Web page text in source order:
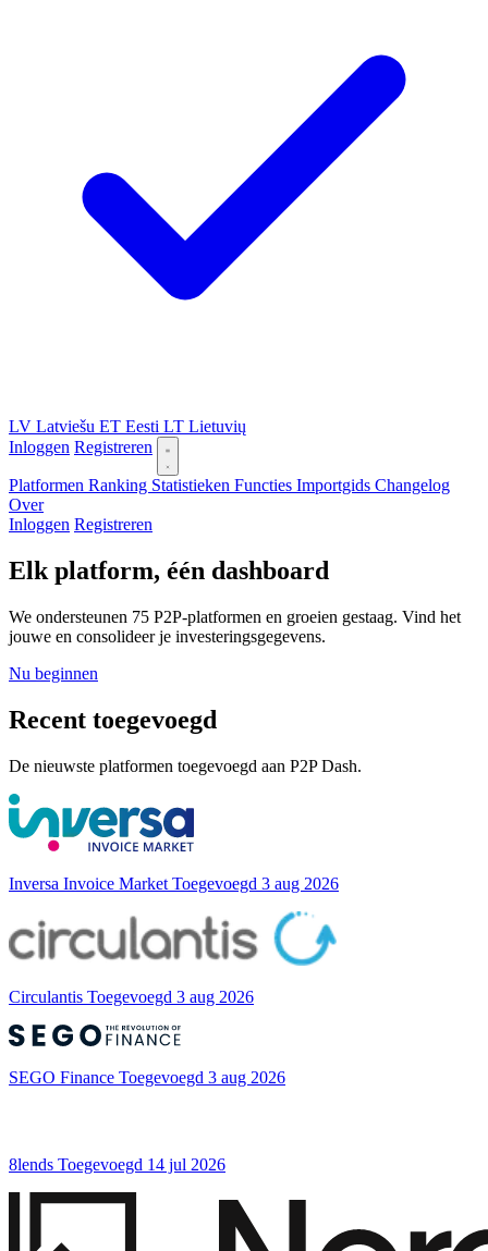
LV Latviešu ET Eesti LT Lietuvių
Inloggen Registreren
Platformen Ranking Statistieken Functies Importgids Changelog
Over
Inloggen Registreren
Elk platform, één dashboard
We ondersteunen 75 P2P-platformen en groeien gestaag. Vind het
jouwe en consolideer je investeringsgegevens.
Nu beginnen
Recent toegevoegd
De nieuwste platformen toegevoegd aan P2P Dash.
Inversa Invoice Market Toegevoegd 3 aug 2026
Circulantis Toegevoegd 3 aug 2026
SEGO Finance Toegevoegd 3 aug 2026
8lends Toegevoegd 14 jul 2026